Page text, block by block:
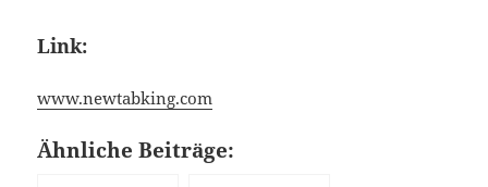
Link:
www.newtabking.com
Ähnliche Beiträge: